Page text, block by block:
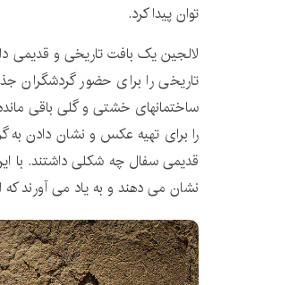
توان پیدا کرد.
لالجین یک بافت تاریخی و قدیمی
تاریخی را برای حضور گردشگران
ساختمانهای خشتی و گلی باقی مانده
را برای تهیه عکس و نشان دادن به
قدیمی سفال چه شکلی داشتند. با
نشان می دهند و به یاد می آورند